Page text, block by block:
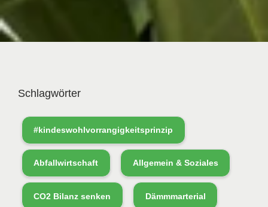
Schlagwörter
#kindeswohlvorrangigkeitsprinzip
Abfallwirtschaft Allgemein & Soziales
CO2 Bilanz senken Dämmmarterial